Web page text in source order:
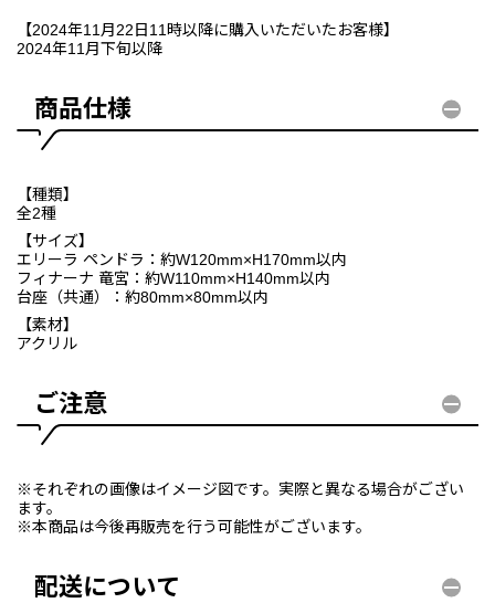
【2024年11月22日11時以降に購入いただいたお客様】
2024年11月下旬以降
商品仕様
【種類】
全2種
【サイズ】
エリーラ ペンドラ：約W120mm×H170mm以内
フィナーナ 竜宮：約W110mm×H140mm以内
台座（共通）：約80mm×80mm以内
【素材】
アクリル
ご注意
※それぞれの画像はイメージ図です。実際と異なる場合がござい
ます。
※本商品は今後再販売を行う可能性がございます。
配送について